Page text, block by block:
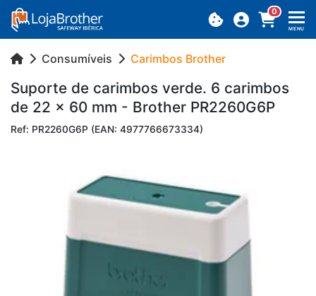
0
MENU
Consumíveis Carimbos Brother
Su­porte de ca­rimbos verde. 6 ca­rimbos
de 22 x 60 mm - Brother PR2260G6P
Ref: PR2260G6P (EAN: 4977766673334)
Previous